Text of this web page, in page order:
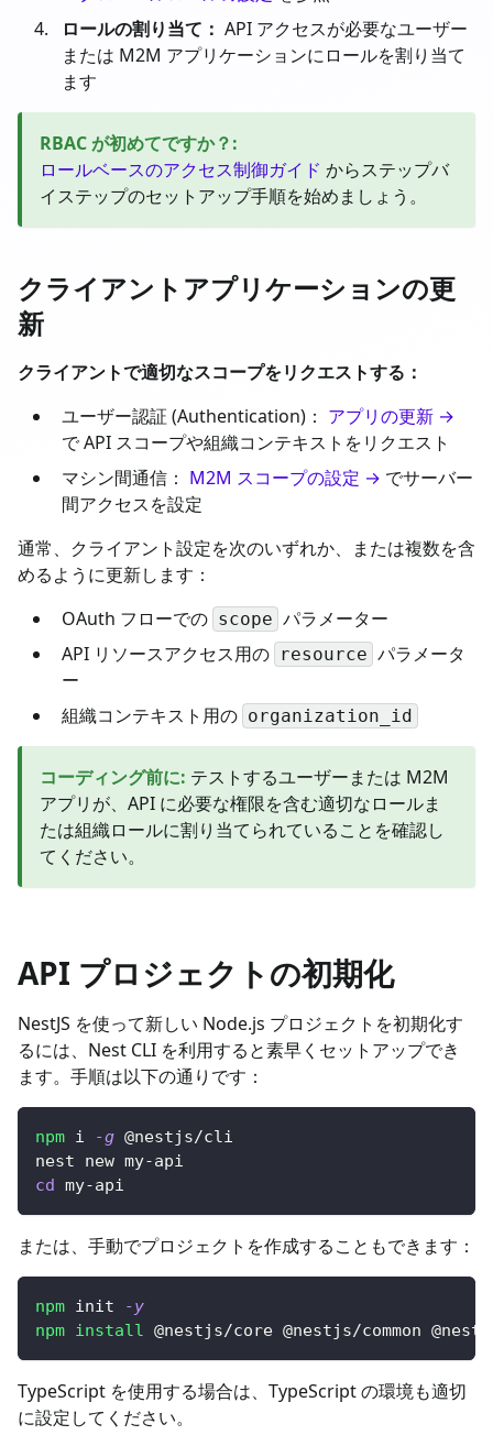
ロールの割り当て： API アクセスが必要なユーザー
または M2M アプリケーションにロールを割り当て
ます
RBAC が初めてですか？:
ロールベースのアクセス制御ガイド からステップバ
イステップのセットアップ手順を始めましょう。
クライアントアプリケーションの更
新
クライアントで適切なスコープをリクエストする：
ユーザー認証 (Authentication)： アプリの更新 →
で API スコープや組織コンテキストをリクエスト
マシン間通信： M2M スコープの設定 → でサーバー
間アクセスを設定
通常、クライアント設定を次のいずれか、または複数を含
めるように更新します：
OAuth フローでの scope パラメーター
API リソースアクセス用の resource パラメータ
ー
組織コンテキスト用の organization_id
コーディング前に: テストするユーザーまたは M2M
アプリが、API に必要な権限を含む適切なロールま
たは組織ロールに割り当てられていることを確認し
てください。
API プロジェクトの初期化
NestJS を使って新しい Node.js プロジェクトを初期化す
るには、Nest CLI を利用すると素早くセットアップでき
ます。手順は以下の通りです：
npm i -g @nestjs/cli
nest new my-api
cd my-api
または、手動でプロジェクトを作成することもできます：
npm init
-y
npm install @nestjs/core @nestjs/common
TypeScript を使用する場合は、TypeScript の環境も適切
に設定してください。